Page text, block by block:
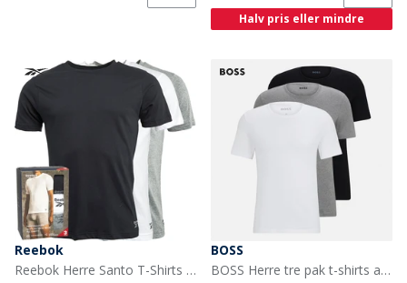
Halv pris eller mindre
Reebok
Reebok Herre Santo T-Shirts 3-pak Sort/Grå Melange/Hvid
BOSS
BOSS Herre tre pak t-shirts assorted Assorted Pre-Pack